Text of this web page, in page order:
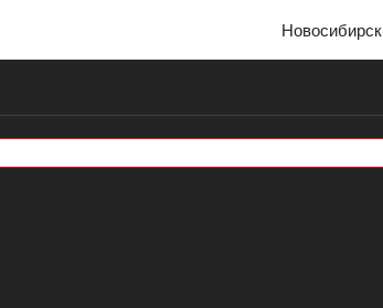
Новосибирск